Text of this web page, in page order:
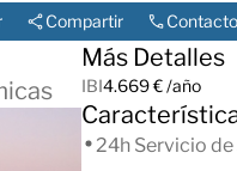
Compartir Contacto
Más Detalles
IBI4.669 € /año
24h Servicio